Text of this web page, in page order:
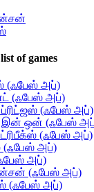
of games
(ஃபேஸ் அப்)
(ஃபேஸ் அப்)
(ஃபேஸ் அப்)
ஒன் (ஃபேஸ்
ட்ரிபீக்ஸ் (ஃபேஸ் அப்)
அப்)
அப்)
(ஃபேஸ் அப்)
(ஃபேஸ் அப்)